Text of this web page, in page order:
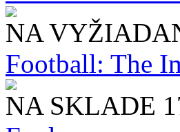
NA
Football: The
NA SKLADE